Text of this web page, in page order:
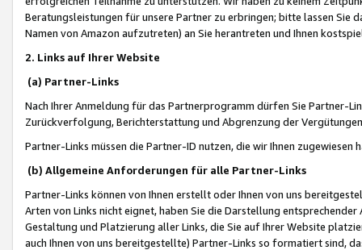
Beratungsleistungen für unsere Partner zu erbringen; bitte lassen Sie
Namen von Amazon aufzutreten) an Sie herantreten und Ihnen
2. Links auf Ihrer Website
(a) Partner-Links
Nach Ihrer Anmeldung für das Partnerprogramm dürfen Sie Partner-
Zurückverfolgung, Berichterstattung und Abgrenzung der
Partner-Links müssen die Partner-ID nutzen, die wir Ihnen zugewiesen
(b) Allgemeine Anforderungen für alle Partner-Links
Partner-Links können von Ihnen erstellt oder Ihnen von uns
Arten von Links nicht eignet, haben Sie die Darstellung
Gestaltung und Platzierung aller Links, die Sie auf Ihrer Website
auch Ihnen von uns bereitgestellte) Partner-Links so formatiert sind,